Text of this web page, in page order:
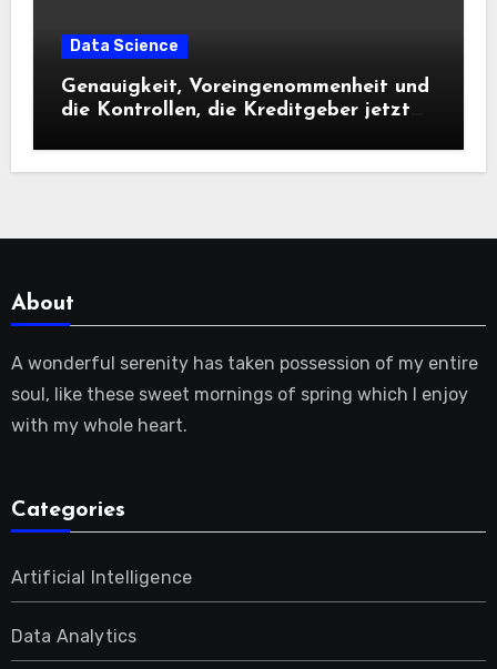
Data Science
Genauigkeit, Voreingenommenheit und
die Kontrollen, die Kreditgeber jetzt
About
A wonderful serenity has taken possession of my entire
soul, like these sweet mornings of spring which I enjoy
with my whole heart.
Categories
Artificial Intelligence
Data Analytics